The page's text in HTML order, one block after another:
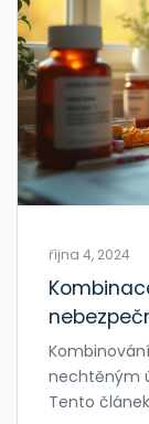
října 4, 2024
nechtěným
Tento